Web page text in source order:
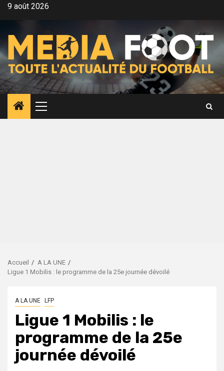
Aller9 août 2026
Menu
principal
Accueil
A LA UNE
Ligue 1 Mobilis : le programme de la 25e journée dévoilé
A LA UNE LFP
Ligue 1 Mobilis : le
programme de la 25e
journée dévoilé